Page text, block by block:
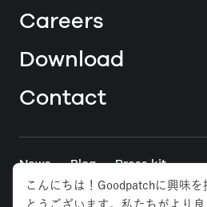
Careers
Download
Contact
News Blog Press kit
こんにちは！Goodpatchに興味
とうございます。私たちがより